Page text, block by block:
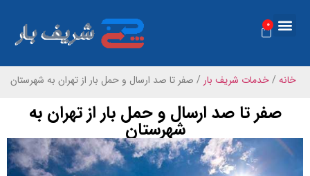
0
خانه /خدمات شریف بار / صفر تا صد ارسال و حمل بار از تهران به شهرستان
صفر تا صد ارسال و حمل بار از تهران به
شهرستان